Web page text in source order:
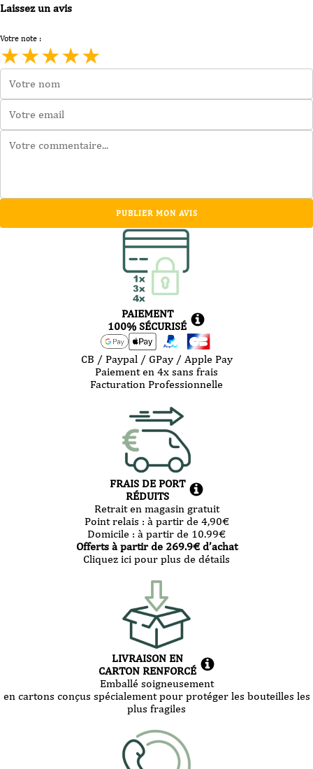
Laissez un avis
Votre note :
★★★★★
PUBLIER MON AVIS
PAIEMENT
100% SÉCURISÉ
CB / Paypal / GPay / Apple Pay
Paiement en 4x sans frais
Facturation Professionnelle
FRAIS DE PORT
RÉDUITS
Retrait en magasin gratuit
Point relais : à partir de 4,90€
Domicile : à partir de 10.99€
Offerts à partir de 269.9€ d’achat
Cliquez ici pour plus de détails
LIVRAISON EN
CARTON RENFORCÉ
Emballé soigneusement
en cartons conçus spécialement pour protéger les bouteilles les
plus fragiles